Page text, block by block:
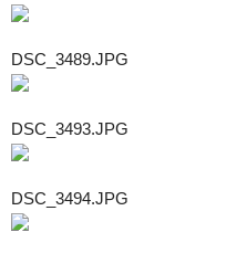
DSC_3489.JPG
DSC_3493.JPG
DSC_3494.JPG